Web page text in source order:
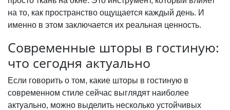
на то, как пространство ощущается каждый день. И
именно в этом заключается их реальная ценность.
Современные шторы в гостиную:
что сегодня актуально
Если говорить о том, какие шторы в гостиную в
современном стиле сейчас выглядят наиболее
актуально, можно выделить несколько устойчивых